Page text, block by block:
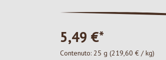
5,49 €*
Contenuto: 25 g (219,60 € / kg)